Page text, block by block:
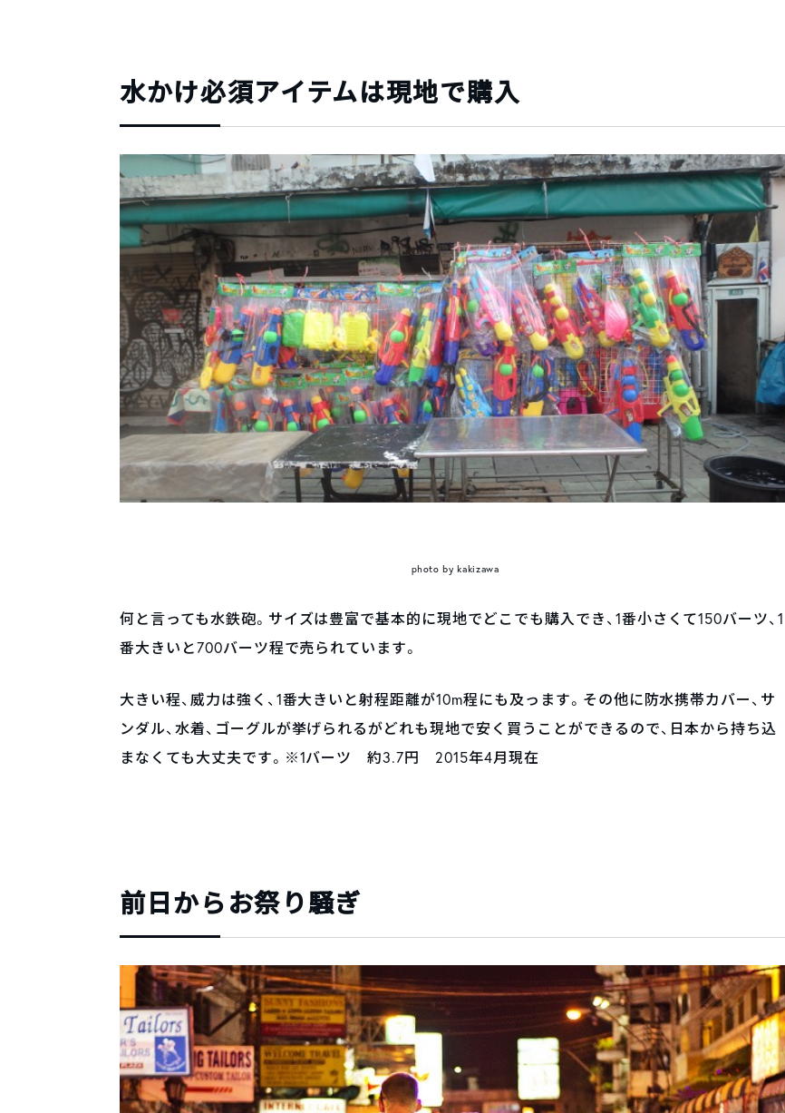
水かけ必須アイテムは現地で購入
photo by kakizawa
何と言っても水鉄砲。サイズは豊富で基本的に現地でどこでも購入でき、1番小さくて150バーツ、1
番大きいと700バーツ程で売られています。
大きい程、威力は強く、1番大きいと射程距離が10m程にも及っます。その他に防水携帯カバー、サ
ンダル、水着、ゴーグルが挙げられるがどれも現地で安く買うことができるので、日本から持ち込
まなくても大丈夫です。※1バーツ 約3.7円 2015年4月現在
前日からお祭り騒ぎ